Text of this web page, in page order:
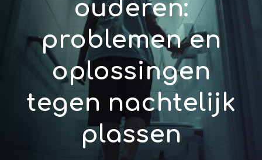
ouderen:
problemen en
oplossingen
tegen nachtelijk
plassen